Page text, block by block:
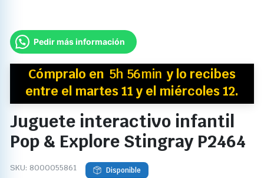
Pedir más información
Cómpralo en 5h 56min y lo recibes
entre el martes 11 y el miércoles 12.
Juguete interactivo infantil
Pop & Explore Stingray P2464
SKU: 8000055861 Disponible